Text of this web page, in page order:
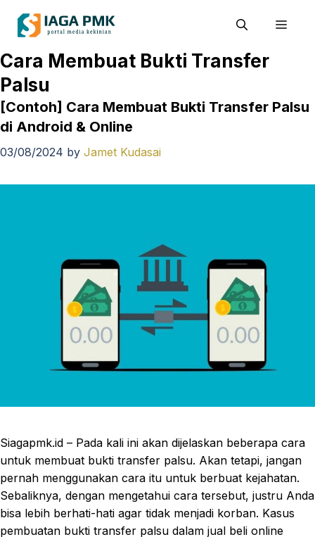
Cara Membuat Bukti Transfer
Palsu
[Contoh] Cara Membuat Bukti Transfer Palsu
di Android & Online
03/08/2024 by Jamet Kudasai
Siagapmk.id – Pada kali ini akan dijelaskan beberapa cara
untuk membuat bukti transfer palsu. Akan tetapi, jangan
pernah menggunakan cara itu untuk berbuat kejahatan.
Sebaliknya, dengan mengetahui cara tersebut, justru Anda
bisa lebih berhati-hati agar tidak menjadi korban. Kasus
pembuatan bukti transfer palsu dalam jual beli online